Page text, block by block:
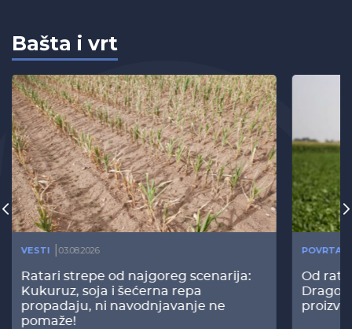
Bašta i vrt
VESTI 03.08.2026
Ratari strepe od najgoreg scenarija:
Kukuruz, soja i šećerna repa
propadaju, ni navodnjavanje ne
pomaže!
Od